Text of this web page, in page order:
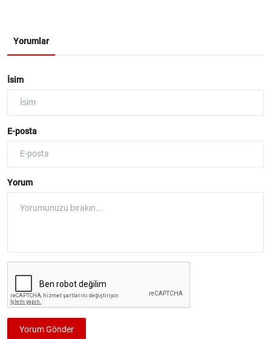
Yorumlar
İsim
E-posta
Yorum
Yorum Gönder